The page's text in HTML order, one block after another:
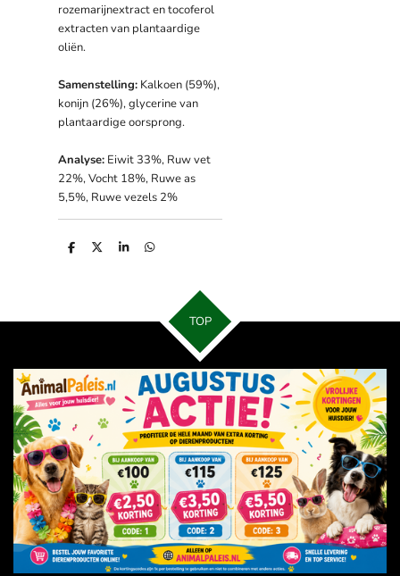
rozemarijnextract en tocoferol
extracten van plantaardige
oliën.
Samenstelling: Kalkoen (59%),
konijn (26%), glycerine van
plantaardige oorsprong.
Analyse: Eiwit 33%, Ruw vet
22%, Vocht 18%, Ruwe as
5,5%, Ruwe vezels 2%
D
D
S
D
TOP